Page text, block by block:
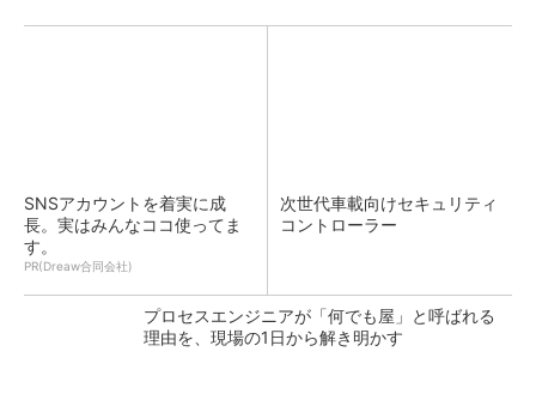
SNSアカウントを着実に成
長。実はみんなココ使ってま
す。
PR(Dreaw合同会社)
次世代車載向けセキュリティ
コントローラー
プロセスエンジニアが「何でも屋」と呼ばれる
理由を、現場の1日から解き明かす